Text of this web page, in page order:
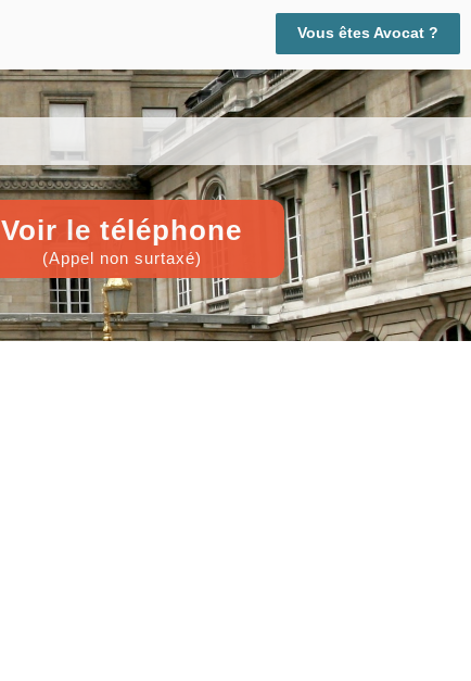
Vous êtes Avocat ?
Voir le téléphone
(Appel non surtaxé)